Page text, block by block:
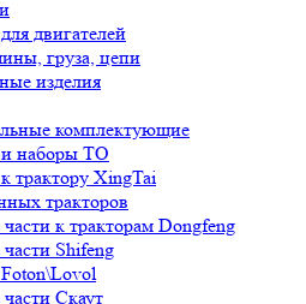
двигателей
груза, цепи
изделия
комплектующие
наборы ТО
трактору XingTai
тракторов
к тракторам Dongfeng
Shifeng
Скаут